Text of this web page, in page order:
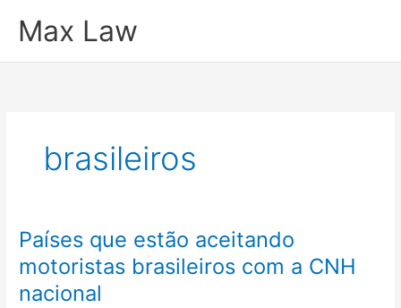
paraMax Law
brasileiros
Países que estão aceitando
motoristas brasileiros com a CNH
nacional